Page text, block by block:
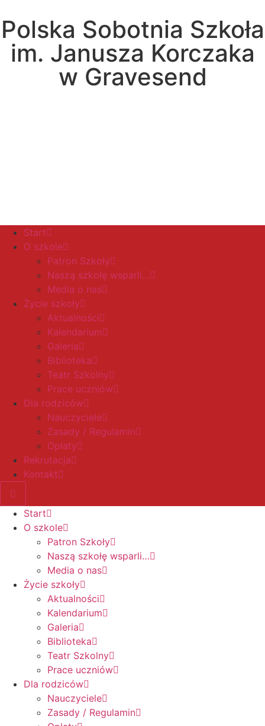
Polska Sobotnia Szkoła
im. Janusza Korczaka
w Gravesend
Start
O szkole
Patron Szkoły
Naszą szkołę wsparli…
Media o nas
Życie szkoły
Aktualności
Kalendarium
Galeria
Biblioteka
Teatr Szkolny
Prace uczniów
Dla rodziców
Nauczyciele
Zasady / Regulamin
Opłaty
Rekrutacja
Kontakt
Start
O szkole
Patron Szkoły
Naszą szkołę wsparli…
Media o nas
Życie szkoły
Aktualności
Kalendarium
Galeria
Biblioteka
Teatr Szkolny
Prace uczniów
Dla rodziców
Nauczyciele
Zasady / Regulamin